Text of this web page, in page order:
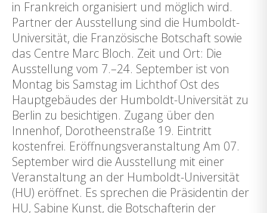
in Frankreich organisiert und möglich wird.
Partner der Ausstellung sind die Humboldt-
Universität, die Französische Botschaft sowie
das Centre Marc Bloch. Zeit und Ort: Die
Ausstellung vom 7.–24. September ist von
Montag bis Samstag im Lichthof Ost des
Hauptgebäudes der Humboldt-Universität zu
Berlin zu besichtigen. Zugang über den
Innenhof, Dorotheenstraße 19. Eintritt
kostenfrei. Eröffnungsveranstaltung Am 07.
September wird die Ausstellung mit einer
Veranstaltung an der Humboldt-Universität
(HU) eröffnet. Es sprechen die Präsidentin der
HU, Sabine Kunst, die Botschafterin der